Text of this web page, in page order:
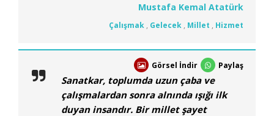
Mustafa Kemal Atatürk
Çalışmak , Gelecek , Millet , Hizmet
Görsel İndir Paylaş
Sanatkar, toplumda uzun çaba ve
çalışmalardan sonra alnında ışığı ilk
duyan insandır. Bir millet şayet